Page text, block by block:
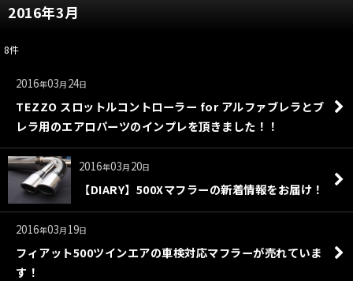
2016年3月
8件
2016年03月 24日
TEZZO スロットルコントローラー for アルファブレラとブ
レラ用のエアロパーツのインプレを頂きました！！
2016年03月 20日
【DIARY】500Xマフラーの新着情報をお届け！
2016年03月 19日
フィアット500ツインエアの車検対応マフラーが売れていま
す！